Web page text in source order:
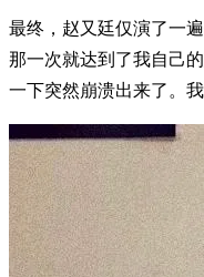
最终，赵又廷仅演了一
那一次就达到了我自己
一下突然崩溃出来了。